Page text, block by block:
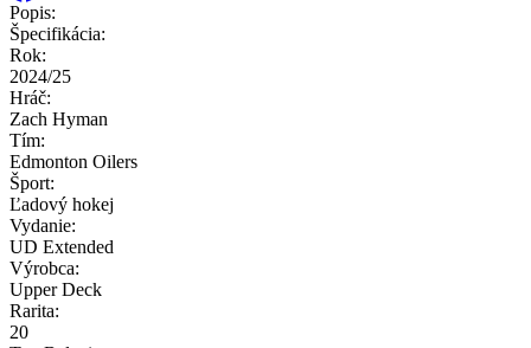
Popis:
Špecifikácia:
Rok:
2024/25
Hráč:
Zach Hyman
Tím:
Edmonton Oilers
Šport:
Ľadový hokej
Vydanie:
UD Extended
Výrobca:
Upper Deck
Rarita:
20